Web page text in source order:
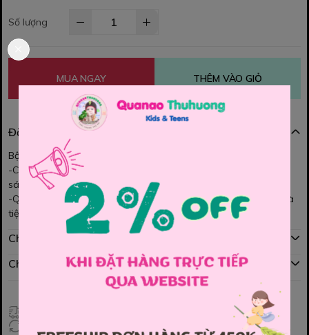
Số lượng
MUA NGAY THÊM VÀO GIỎ
Đặc điểm nổi bật
Bộ Pijama June cho bé
-Chất kate mềm mịn, thoáng mát, thấm hút mồ hôi. Màu sắc tươi
sáng, họa tiết dễ thương cho bé iu.
-Quần lung thun co dãn mềm mại. Bé mặc ở nhà rất thoải mái và
tiện lợi MOm nhé
Chính sách mua hàng
Chính sách đổi hàng
Đổi hàng 3 ngày (HCM), 7 ngày (Tỉnh)